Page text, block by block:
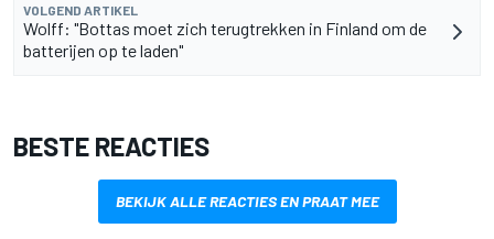
VOLGEND ARTIKEL
Wolff: "Bottas moet zich terugtrekken in Finland om de
batterijen op te laden"
BESTE REACTIES
BEKIJK ALLE REACTIES EN PRAAT MEE